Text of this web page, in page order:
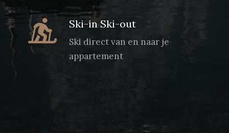
Ski-in Ski-out
Ski direct van en naar je
appartement